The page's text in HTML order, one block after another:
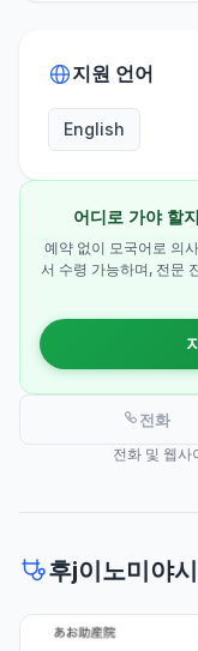
지원 언어
English
어디로 가야 할
예약 없이 모국어로 의
서 수령 가능하며, 전문
전화
전화 및 웹사
후j이노미야